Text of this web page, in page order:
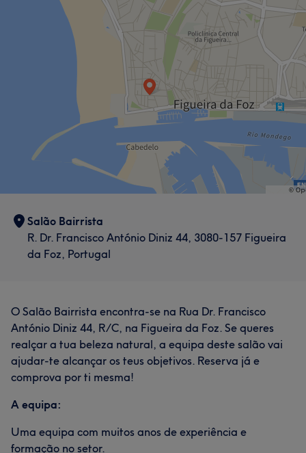
Salão Bairrista
R. Dr. Francisco António Diniz 44, 3080-157 Figueira
da Foz, Portugal
O Salão Bairrista encontra-se na Rua Dr. Francisco
António Diniz 44, R/C, na Figueira da Foz. Se queres
realçar a tua beleza natural, a equipa deste salão vai
ajudar-te alcançar os teus objetivos. Reserva já e
comprova por ti mesma!
A equipa:
Uma equipa com muitos anos de experiência e
formação no setor.